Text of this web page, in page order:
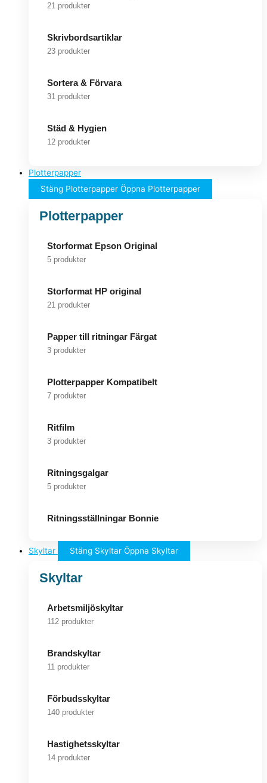
21 produkter
Skrivbordsartiklar
23 produkter
Sortera & Förvara
31 produkter
Städ & Hygien
12 produkter
Plotterpapper
Stäng Plotterpapper Öppna Plotterpapper
Plotterpapper
Storformat Epson Original
5 produkter
Storformat HP original
21 produkter
Papper till ritningar Färgat
3 produkter
Plotterpapper Kompatibelt
7 produkter
Ritfilm
3 produkter
Ritningsgalgar
5 produkter
Ritningsställningar Bonnie
Skyltar Stäng Skyltar Öppna Skyltar
Skyltar
Arbetsmiljöskyltar
112 produkter
Brandskyltar
11 produkter
Förbudsskyltar
140 produkter
Hastighetsskyltar
14 produkter